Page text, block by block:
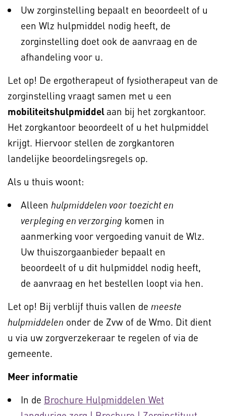
Uw zorginstelling bepaalt en beoordeelt of u
een Wlz hulpmiddel nodig heeft, de
zorginstelling doet ook de aanvraag en de
afhandeling voor u.
Let op! De ergotherapeut of fysiotherapeut van de
zorginstelling vraagt samen met u een
mobiliteitshulpmiddel aan bij het zorgkantoor.
Het zorgkantoor beoordeelt of u het hulpmiddel
krijgt. Hiervoor stellen de zorgkantoren
landelijke beoordelingsregels op.
Als u thuis woont:
Alleen hulpmiddelen voor toezicht en
verpleging en verzorging komen in
aanmerking voor vergoeding vanuit de Wlz.
Uw thuiszorgaanbieder bepaalt en
beoordeelt of u dit hulpmiddel nodig heeft,
de aanvraag en het bestellen loopt via hen.
Let op! Bij verblijf thuis vallen de meeste
hulpmiddelen onder de Zvw of de Wmo. Dit dient
u via uw zorgverzekeraar te regelen of via de
gemeente.
Meer informatie
In de Brochure Hulpmiddelen Wet